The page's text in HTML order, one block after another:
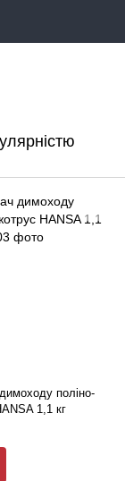
поліно-
1,1 кг